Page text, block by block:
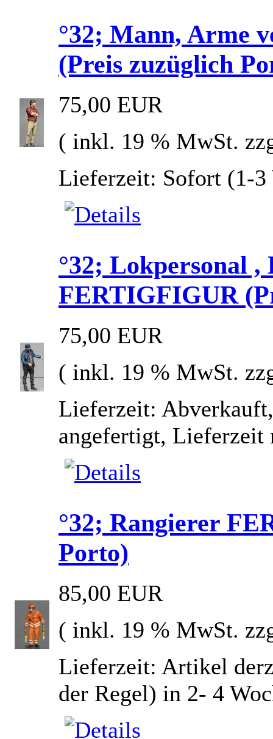
°32; Mann, Arme
(Preis zuzüglich
75,00 EUR
( inkl. 19 % MwSt.
Lieferzeit: Sofort (1-3
°32; Lokpersonal
FERTIGFIGUR
75,00 EUR
( inkl. 19 % MwSt.
Lieferzeit:
angefertigt, Lieferzeit
°32; Rangierer
Porto)
85,00 EUR
( inkl. 19 % MwSt.
Lieferzeit: Artikel
der Regel) in 2- 4